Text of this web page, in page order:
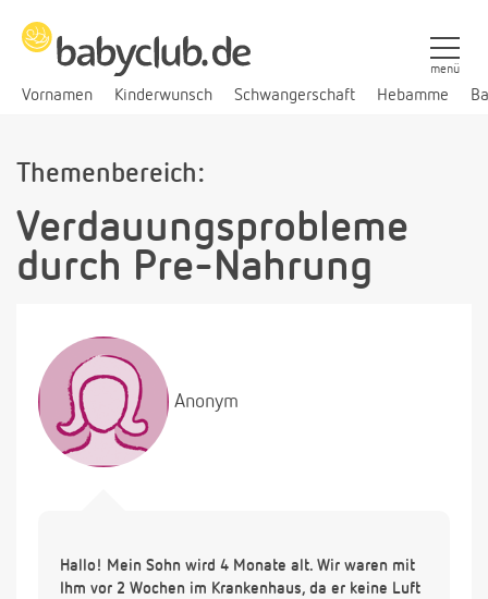
Vornamen Kinderwunsch Schwangerschaft Hebamme
menü
Themenbereich:
Verdauungsprobleme
durch Pre-Nahrung
Anonym
Hallo! Mein Sohn wird 4 Monate alt. Wir waren mit
Ihm vor 2 Wochen im Krankenhaus, da er keine Luft